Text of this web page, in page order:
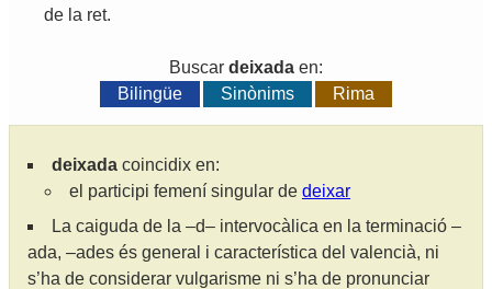
de la ret.
Buscar deixada en:
Bilingüe
Sinònims Rima
deixada coincidix en:
el participi femení singular de deixar
La caiguda de la –d– intervocàlica en la terminació –
ada, –ades és general i característica del valencià, ni
s’ha de considerar vulgarisme ni s’ha de pronunciar